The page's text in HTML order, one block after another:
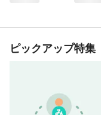
ピックアップ特集